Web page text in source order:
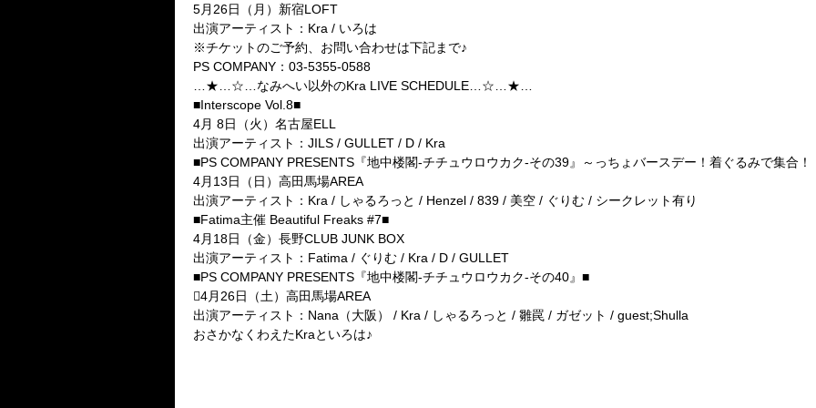
5月26日（月）新宿LOFT
出演アーティスト：Kra / いろは
※チケットのご予約、お問い合わせは下記まで♪
PS COMPANY：03-5355-0588
…★…☆…なみへい以外のKra LIVE SCHEDULE…☆…★…
■Interscope Vol.8■
4月 8日（火）名古屋ELL
出演アーティスト：JILS / GULLET / D / Kra
■PS COMPANY PRESENTS『地中楼閣-チチュウロウカク-その39』～っちょバースデー！着ぐるみで集合！
4月13日（日）高田馬場AREA
出演アーティスト：Kra / しゃるろっと / Henzel / 839 / 美空 / ぐりむ / シークレット有り
■Fatima主催 Beautiful Freaks #7■
4月18日（金）長野CLUB JUNK BOX
出演アーティスト：Fatima / ぐりむ / Kra / D / GULLET
■PS COMPANY PRESENTS『地中楼閣-チチュウロウカク-その40』■
4月26日（土）高田馬場AREA
出演アーティスト：Nana（大阪） / Kra / しゃるろっと / 雛罠 / ガゼット / guest;Shulla
おさかなくわえたKraといろは♪